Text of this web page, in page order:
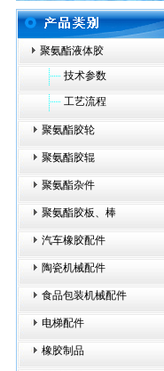
聚氨酯液体胶
技术参数
工艺流程
聚氨酯胶轮
聚氨酯胶辊
聚氨酯杂件
聚氨酯胶板、棒
汽车橡胶配件
陶瓷机械配件
食品包装机械配件
电梯配件
橡胶制品